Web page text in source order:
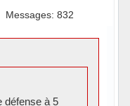
Messages: 832
défense à 5